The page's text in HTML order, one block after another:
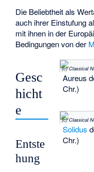
Die Beliebtheit als
auch ihrer Einstufung
mit ihnen in der
Bedingungen von der
(c) Classical
Aureus
Chr.)
(c) Classical
Solidus
Chr.)
Gesc
hicht
e
Entste
hung